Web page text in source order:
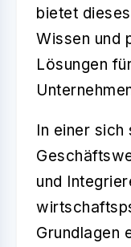
bietet
Wissen und
Lösungen
In einer sich
und
Grundlagen